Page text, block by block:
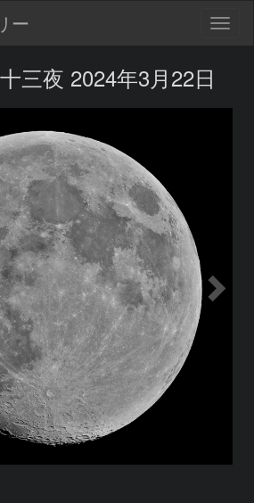
ー
十三夜 2024年3月22日